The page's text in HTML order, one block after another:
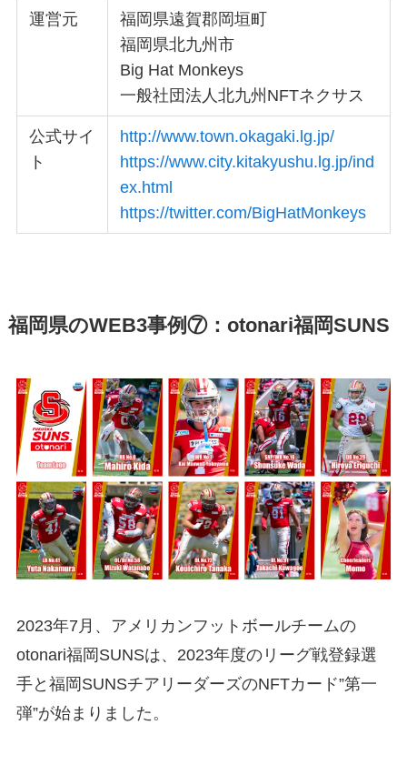
運営元
福岡県遠賀郡岡垣町
福岡県北九州市
Big Hat Monkeys
一般社団法人北九州NFTネクサス
公式サイ
ト
http://www.town.okagaki.lg.jp/
https://www.city.kitakyushu.lg.jp/ind
ex.html
https://twitter.com/BigHatMonkeys
福岡県のWEB3事例⑦：otonari福岡SUNS
2023年7月、アメリカンフットボールチームの
otonari福岡SUNSは、2023年度のリーグ戦登録選
手と福岡SUNSチアリーダーズのNFTカード”第一
弾”が始まりました。